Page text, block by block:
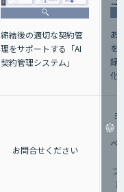
締結後の適切な契約管
理をサポートする「AI
契約管理システム」
あ
を
録
化
お問合せください
ベ
プ